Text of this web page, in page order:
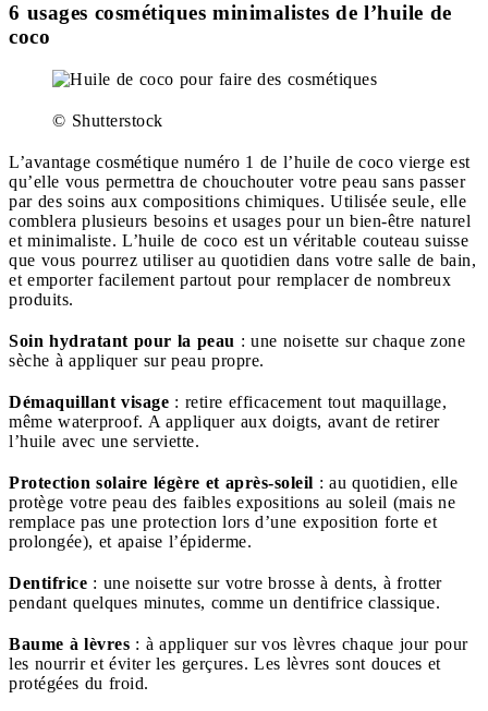
6 usages cosmétiques minimalistes de l’huile de
coco
© Shutterstock
L’avantage cosmétique numéro 1 de l’huile de coco vierge est
qu’elle vous permettra de chouchouter votre peau sans passer
par des soins aux compositions chimiques. Utilisée seule, elle
comblera plusieurs besoins et usages pour un bien-être naturel
et minimaliste. L’huile de coco est un véritable couteau suisse
que vous pourrez utiliser au quotidien dans votre salle de bain,
et emporter facilement partout pour remplacer de nombreux
produits.
Soin hydratant pour la peau : une noisette sur chaque zone
sèche à appliquer sur peau propre.
Démaquillant visage : retire efficacement tout maquillage,
même waterproof. A appliquer aux doigts, avant de retirer
l’huile avec une serviette.
Protection solaire légère et après-soleil : au quotidien, elle
protège votre peau des faibles expositions au soleil (mais ne
remplace pas une protection lors d’une exposition forte et
prolongée), et apaise l’épiderme.
Dentifrice : une noisette sur votre brosse à dents, à frotter
pendant quelques minutes, comme un dentifrice classique.
Baume à lèvres : à appliquer sur vos lèvres chaque jour pour
les nourrir et éviter les gerçures. Les lèvres sont douces et
protégées du froid.